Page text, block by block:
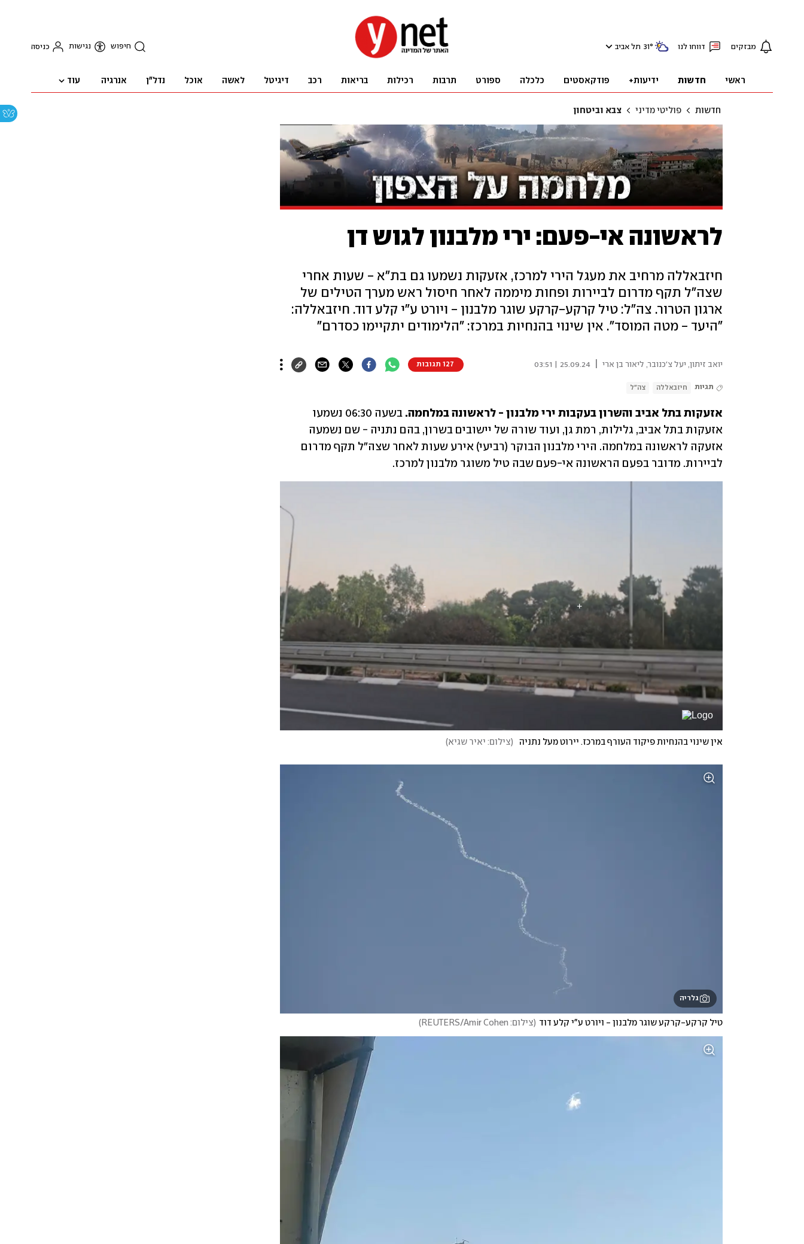
מבזקים דווחו לנו 31° תל אביב חיפוש נגישות כניסה
ראשי חדשות ידיעות+ פודקאסטים כלכלה ספורט תרבות רכילות בריאות רכב דיגיטל לאשה אוכל נדל"ן אנרגיה עוד
חדשות פוליטי מדיני צבא וביטחון
לראשונה אי-פעם: ירי מלבנון לגוש דן
חיזבאללה מרחיב את מעגל הירי למרכז, אזעקות נשמעו גם בת"א - שעות אחרי
שצה"ל תקף מדרום לביירות ופחות מיממה לאחר חיסול ראש מערך הטילים של
ארגון הטרור. צה"ל: טיל קרקע-קרקע שוגר מלבנון - ויורט ע"י קלע דוד. חיזבאללה:
"היעד - מטה המוסד". אין שינוי בהנחיות במרכז: "הלימודים יתקיימו כסדרם"
יואב זיתון יעל צ'כנובר, ליאור בן ארי 25.09.24 | 03:51 127 תגובות
תגיות חיזבאללה צה"ל
אזעקות בתל אביב והשרון בעקבות ירי מלבנון - לראשונה במלחמה.
לביירות. מדובר בפעם הראשונה אי-פעם שבה טיל משוגר מלבנון למרכז.
אין שינוי בהנחיות פיקוד העורף במרכז. יירוט מעל נתניה (צילום: יאיר שגיא)
גלריה
טיל קרקע-קרקע שוגר מלבנון - ויורט ע"י קלע דוד (צילום: REUTERS/Amir Cohen )